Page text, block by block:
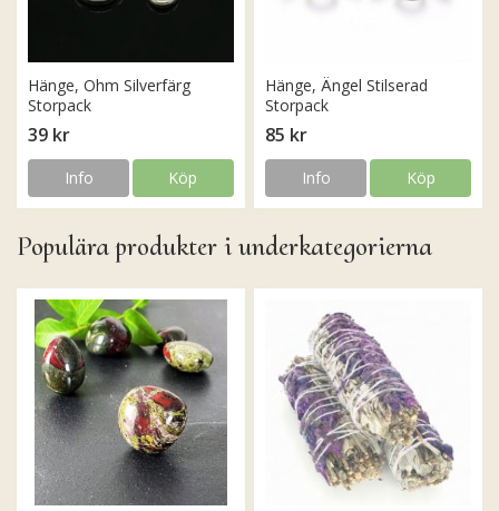
Hänge, Ohm Silverfärg
Storpack
39 kr
Info Köp
Hänge, Ängel Stilserad
Storpack
85 kr
Info Köp
Populära produkter i underkategorierna